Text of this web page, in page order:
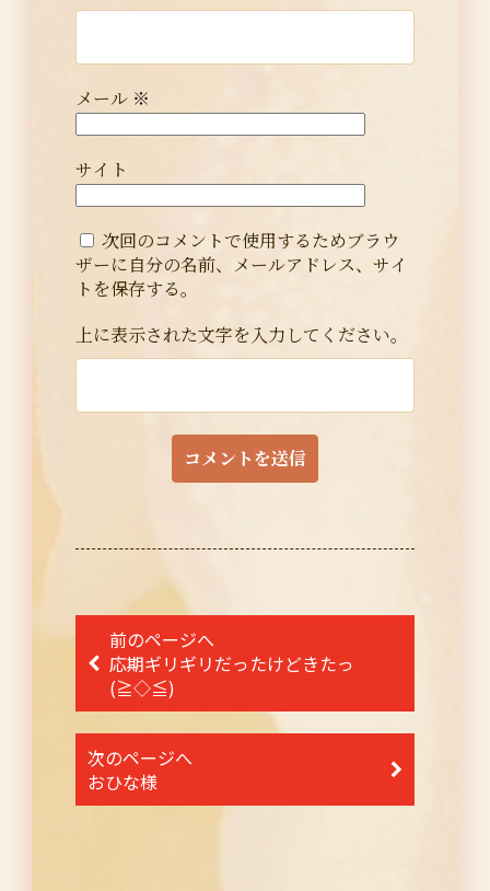
メール ※
サイト
次回のコメントで使用するためブラウ
ザーに自分の名前、メールアドレス、サイ
トを保存する。
上に表示された文字を入力してください。
稿
ナ
ビ
ー
前のページへ
応期ギリギリだったけどきたっ
(≧◇≦)
次のページへ
おひな様